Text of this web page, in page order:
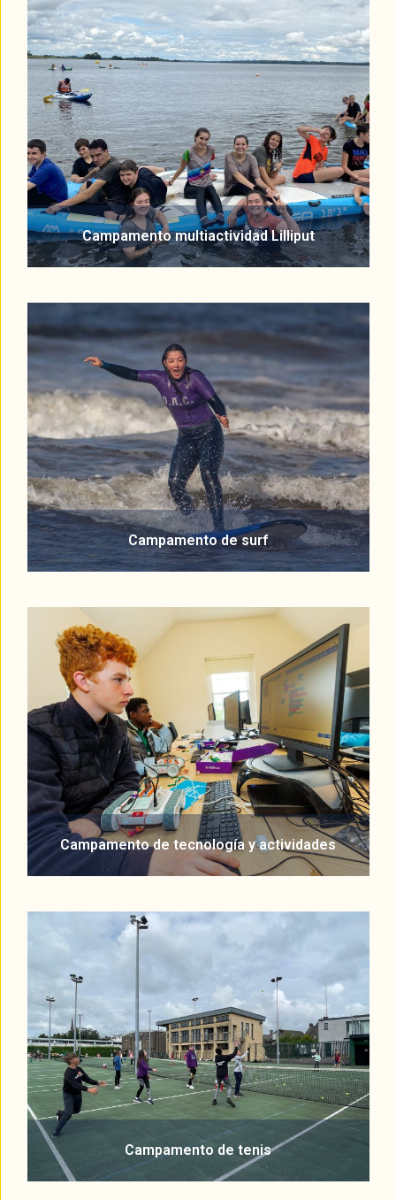
Campamento multiactividad Lilliput
Campamento de surf
Campamento de tecnología y actividades
Campamento de tenis